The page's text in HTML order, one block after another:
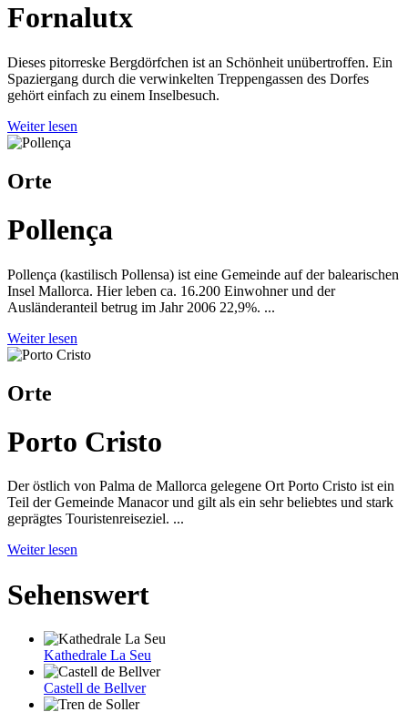
Fornalutx
Dieses pitorreske Bergdörfchen ist an Schönheit unübertroffen. Ein
Spaziergang durch die verwinkelten Treppengassen des Dorfes
gehört einfach zu einem Inselbesuch.
Weiter lesen
Orte
Pollença
Pollença (kastilisch Pollensa) ist eine Gemeinde auf der balearischen
Insel Mallorca. Hier leben ca. 16.200 Einwohner und der
Ausländeranteil betrug im Jahr 2006 22,9%. ...
Weiter lesen
Orte
Porto Cristo
Der östlich von Palma de Mallorca gelegene Ort Porto Cristo ist ein
Teil der Gemeinde Manacor und gilt als ein sehr beliebtes und stark
geprägtes Touristenreiseziel. ...
Weiter lesen
Sehenswert
Kathedrale La Seu
Castell de Bellver